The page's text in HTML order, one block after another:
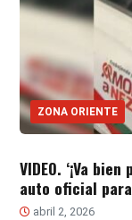
ZONA ORIENTE
VIDEO. ‘¡Va
auto oficial
abril 2, 2026